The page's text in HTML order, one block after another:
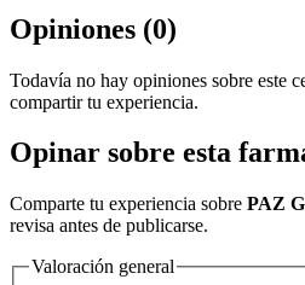
Opiniones (0)
Todavía no hay opiniones sobre este
compartir tu experiencia.
Opinar sobre esta
Comparte tu experiencia sobre PAZ
revisa antes de publicarse.
Valoración general